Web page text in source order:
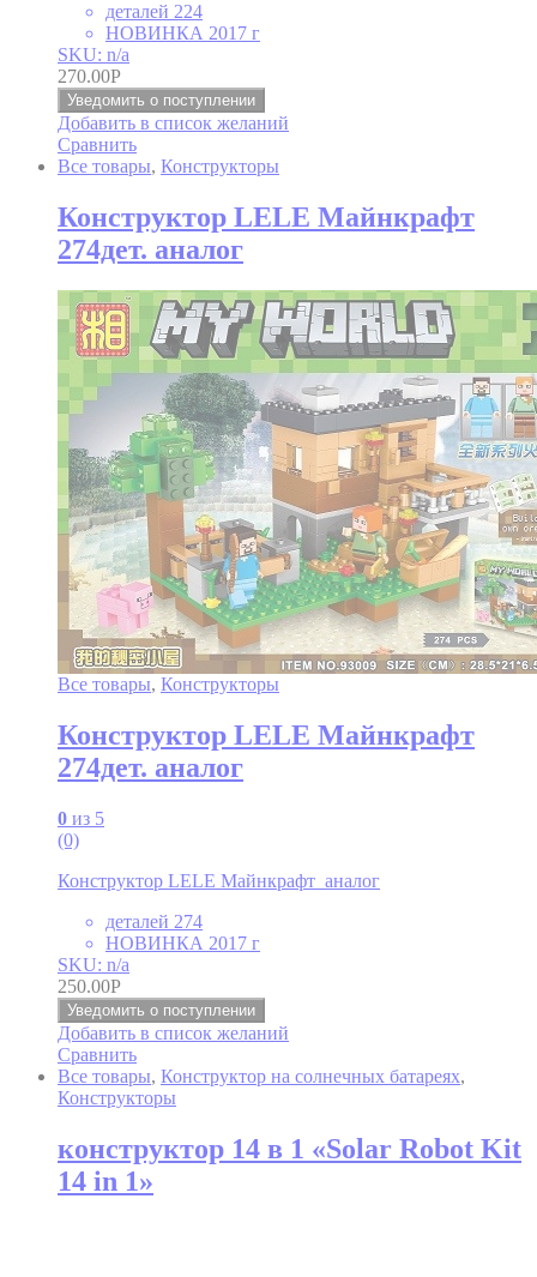
деталей 224
НОВИНКА 2017 г
SKU: n/a
270.00Р
Уведомить о поступлении
Добавить в список желаний
Сравнить
Все товары, Конструкторы
Конструктор LELE Майнкрафт
274дет. аналог
Все товары, Конструкторы
Конструктор LELE Майнкрафт
274дет. аналог
0 из 5
(0)
Конструктор LELE Майнкрафт аналог
деталей 274
НОВИНКА 2017 г
SKU: n/a
250.00Р
Уведомить о поступлении
Добавить в список желаний
Сравнить
Все товары, Конструктор на солнечных батареях,
Конструкторы
конструктор 14 в 1 «Solar Robot Kit
14 in 1»